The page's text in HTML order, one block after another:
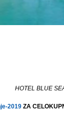
HOTEL BLUE
2019 ZA